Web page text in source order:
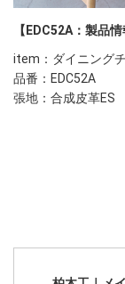
【EDC52A：製品情
item：ダイニング
品番：EDC52A
張地：合成皮革ES